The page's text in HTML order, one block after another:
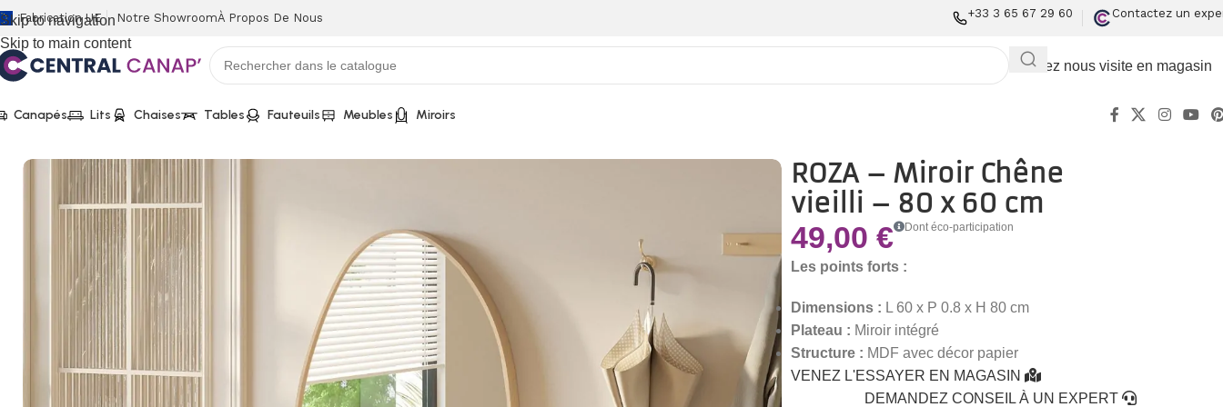
Skip to navigation
Skip to main content
Fabrication UE Notre ShowroomÀ Propos De Nous +33 3 65 67 29 60 Contactez un
Rendez nous visite en magasin
Canapés Lits Chaises Tables Fauteuils Meubles
Miroirs
ROZA – Miroir Chêne
vieilli – 80 x 60 cm
49,00€ Dont éco-participation
Les points forts :
Dimensions : L 60 x P 0.8 x H 80 cm
Plateau : Miroir intégré
Structure : MDF avec décor papier
VENEZ L'ESSAYER EN MAGASIN
DEMANDEZ CONSEIL À UN EXPERT